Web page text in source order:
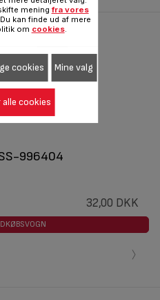
996404
32,00 DKK
›
mening fra vores
kan finde ud af mere
om cookies.
cookies Mine valg
cookies